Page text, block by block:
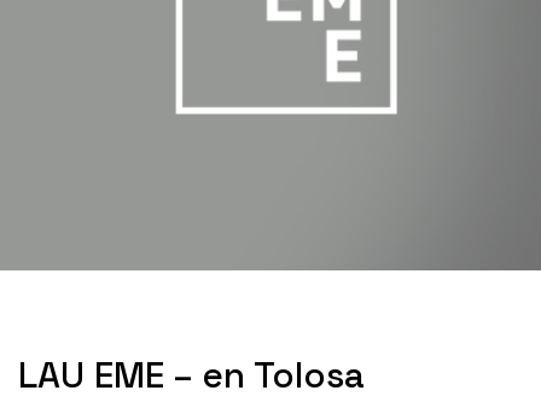
LAU EME – en Tolosa